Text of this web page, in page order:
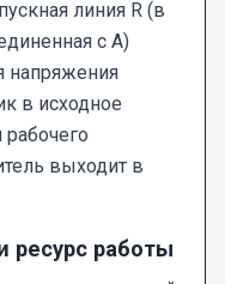
линия R (в
с A)
напряжения
в исходное
рабочего
выходит в
ресурс работы